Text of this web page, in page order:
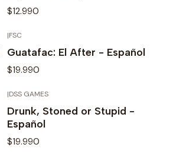
$12.990
|FSC
Guatafac: El After - Español
$19.990
|DSS GAMES
Drunk, Stoned or Stupid -
Español
$19.990